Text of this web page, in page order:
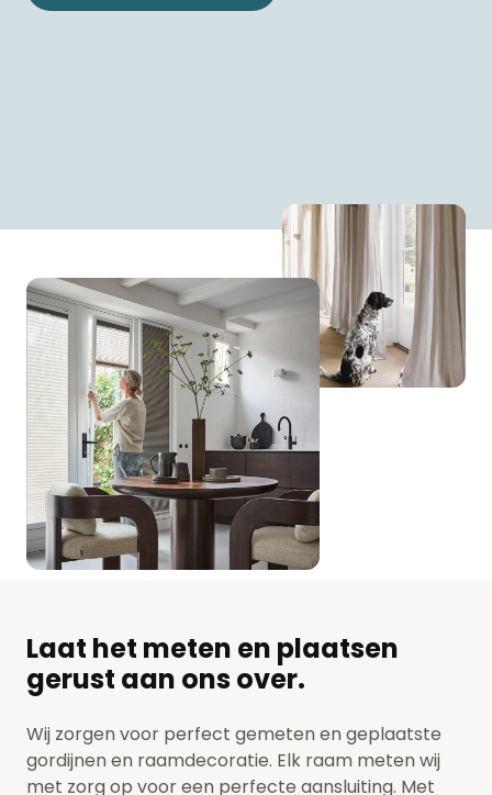
Laat het meten en plaatsen
gerust aan ons over.
Wij zorgen voor perfect gemeten en geplaatste
gordijnen en raamdecoratie. Elk raam meten wij
met zorg op voor een perfecte aansluiting. Met